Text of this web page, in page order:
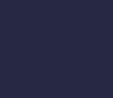
nhất trước khi lắp